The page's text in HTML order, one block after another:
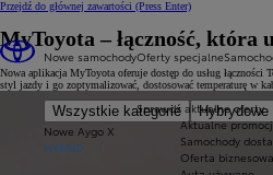
Przejdź do głównej zawartości (Press Enter)
Nowe samochody
Wszystkie kategorie Hybrydowe
Nowe Aygo X
HYBRID
Oferty specjalne
Sprawdź aktualne oferty
Aktualne
Samochody
Oferta biznesowa
MyToyota – łączność, która
Nowa aplikacja MyToyota oferuje dostęp do usług
styl jazdy i go zoptymalizować, dostosować temperaturę w